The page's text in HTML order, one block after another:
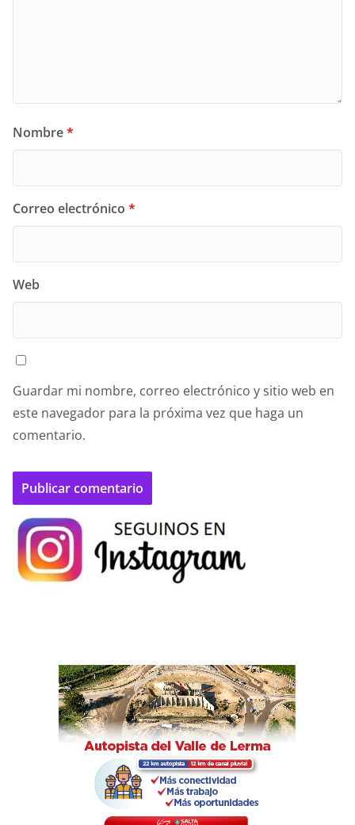
Nombre*
Correo electrónico *
Web
Guardar mi nombre, correo electrónico y sitio web en
este navegador para la próxima vez que haga un
comentario.